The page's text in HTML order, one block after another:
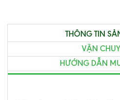
THÔNG TIN
VẬN
HƯỚNG DẪN